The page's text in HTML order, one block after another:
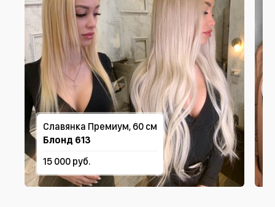
Славянка Премиум, 60 см
Блонд 613
15 000 руб.